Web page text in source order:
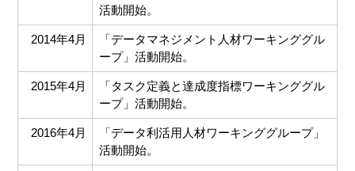
活動開始。
2014年4月
「データマネジメント人材ワーキンググル
ープ」活動開始。
2015年4月
「タスク定義と達成度指標ワーキンググル
ープ」活動開始。
2016年4月
「データ利活用人材ワーキンググループ」
活動開始。